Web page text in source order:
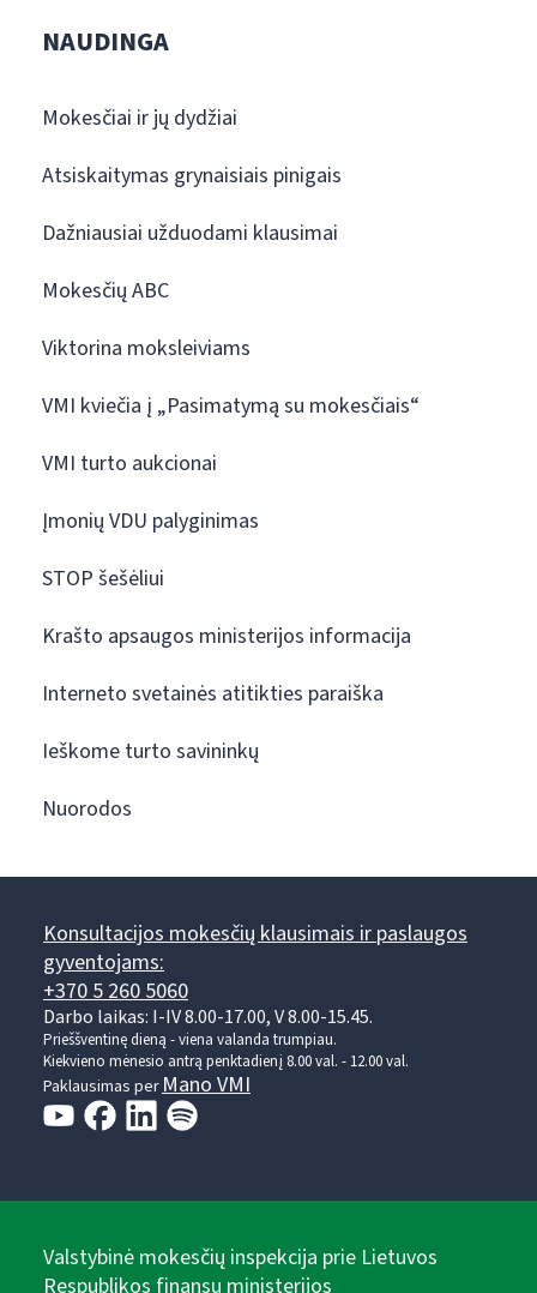
NAUDINGA
Mokesčiai ir jų dydžiai
Atsiskaitymas grynaisiais pinigais
Dažniausiai užduodami klausimai
Mokesčių ABC
Viktorina moksleiviams
VMI kviečia į „Pasimatymą su mokesčiais“
VMI turto aukcionai
Įmonių VDU palyginimas
STOP šešėliui
Krašto apsaugos ministerijos informacija
Interneto svetainės atitikties paraiška
Ieškome turto savininkų
Nuorodos
Konsultacijos mokesčių klausimais ir paslaugos
gyventojams:
+370 5 260 5060
Darbo laikas: I-IV 8.00-17.00, V 8.00-15.45.
Prieššventinę dieną - viena valanda trumpiau.
Kiekvieno mėnesio antrą penktadienį 8.00 val. - 12.00 val.
Paklausimas perMano VMI
Valstybinė mokesčių inspekcija prie Lietuvos
Respublikos finansų ministerijos